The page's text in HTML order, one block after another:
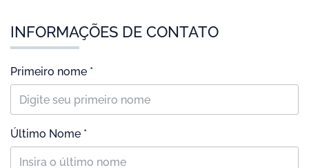
INFORMAÇÕES DE CONTATO
Primeiro nome *
Último Nome *